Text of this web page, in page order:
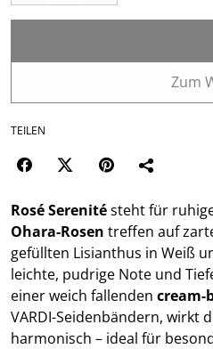
Zum
TEILEN
Rosé Serenitésteht für
Ohara-Rosen treffen auf
gefüllten Lisianthus in Weiß
leichte, pudrige Note und
einer weich fallenden cream-
VARDI-Seidenbändern, wirkt
harmonisch – ideal für